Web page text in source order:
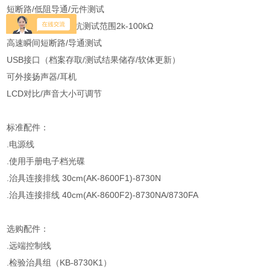
短断路/低阻导通/元件测试
更宽广的短断路阻抗测试范围2k-100kΩ
高速瞬间短断路/导通测试
USB接口（档案存取/测试结果储存/软体更新）
可外接扬声器/耳机
LCD对比/声音大小可调节
标准配件：
.电源线
.使用手册电子档光碟
.治具连接排线 30cm(AK-8600F1)-8730N
.治具连接排线 40cm(AK-8600F2)-8730NA/8730FA
选购配件：
.远端控制线
.检验治具组（KB-8730K1）